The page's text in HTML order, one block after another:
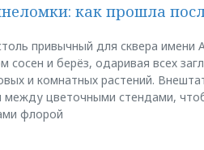
как прошла
привычный для сквера имени
сосен и берёз, одаривая всех
и комнатных растений.
между цветочными стендами,
флорой